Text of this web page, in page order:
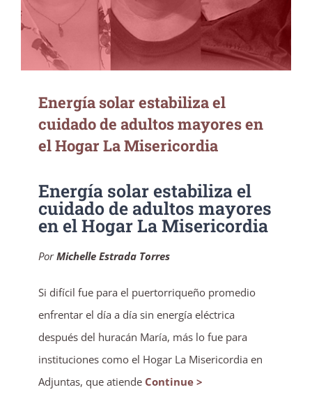
Energía solar estabiliza el
cuidado de adultos mayores en
el Hogar La Misericordia
Energía solar estabiliza el
cuidado de adultos mayores
en el Hogar La Misericordia
PorMichelle Estrada Torres
Si difícil fue para el puertorriqueño promedio
enfrentar el día a día sin energía eléctrica
después del huracán María, más lo fue para
instituciones como el Hogar La Misericordia en
Adjuntas, que atiende Continue >